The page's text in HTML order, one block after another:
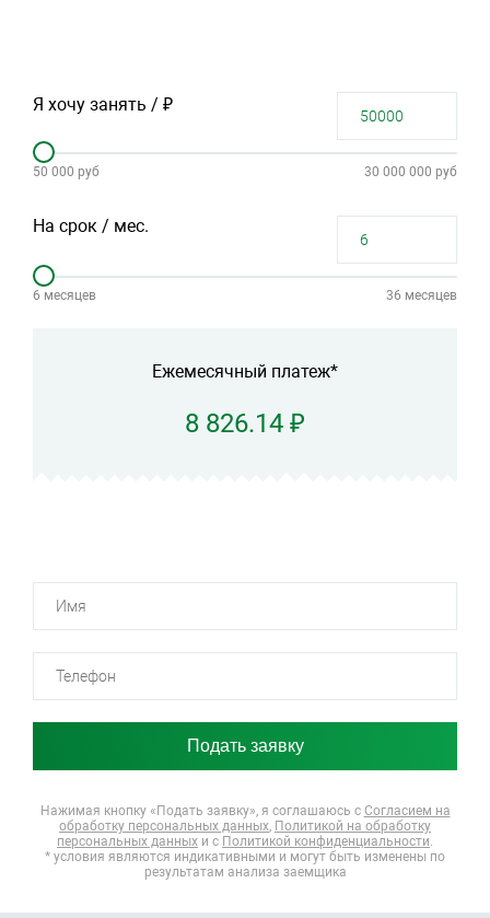
Я хочу занять / ₽
50 000 руб 30 000 000 руб
На срок / мес.
6 месяцев 36 месяцев
Ежемесячный платеж*
8 826.14 ₽
Нажимая кнопку «Подать заявку», я соглашаюсь с Согласием на
обработку персональных данных, Политикой на обработку
персональных данных и с Политикой конфиденциальности.
* условия являются индикативными и могут быть изменены по
результатам анализа заемщика